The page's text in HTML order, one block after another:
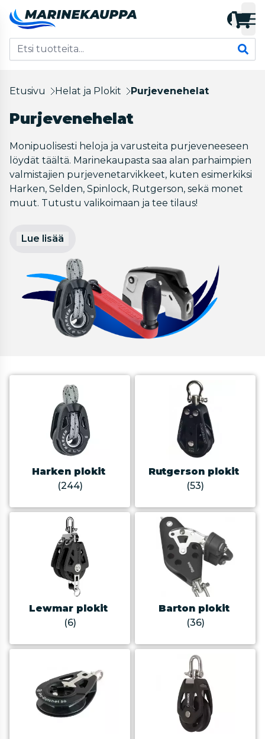
Etusivu Helat ja Plokit Purjevenehelat
Purjevenehelat
Monipuolisesti heloja ja varusteita purjeveneeseen
löydät täältä. Marinekaupasta saa alan parhaimpien
valmistajien purjevenetarvikkeet, kuten esimerkiksi
Harken, Selden, Spinlock, Rutgerson, sekä monet
muut. Tutustu valikoimaan ja tee tilaus!
Lue lisää
Harken plokit
(244)
Rutgerson plokit
(53)
Lewmar plokit
(6)
Barton plokit
(36)